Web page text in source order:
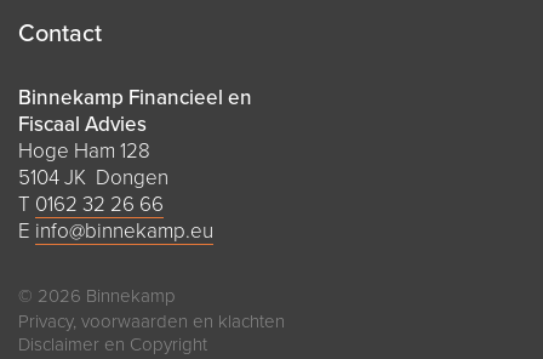
Contact
Binnekamp Financieel en
Fiscaal Advies
Hoge Ham 128
5104 JK Dongen
T 0162 32 26 66
E info@binnekamp.eu
© 2026 Binnekamp
Privacy, voorwaarden en klachten
Disclaimer en Copyright